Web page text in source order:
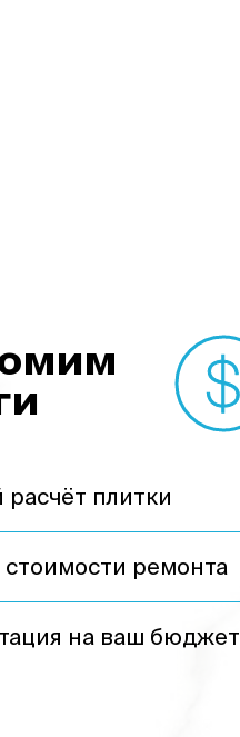
расчёт плитки
стоимости ремонта
на ваш бюджет